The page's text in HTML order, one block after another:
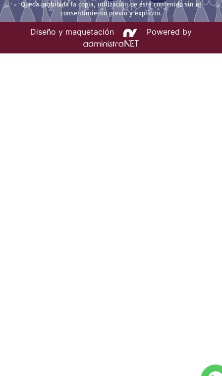
Queda prohibida la copia, utilización de este contenido sin el
consentimiento previo y explícito.
Diseño y maquetación Powered by